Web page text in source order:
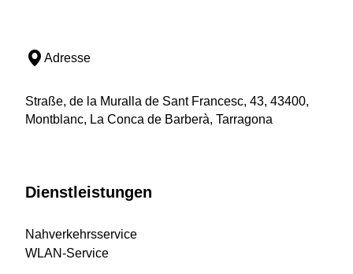
Adresse
Straße, de la Muralla de Sant Francesc, 43, 43400,
Montblanc, La Conca de Barberà, Tarragona
Dienstleistungen
Nahverkehrsservice
WLAN-Service